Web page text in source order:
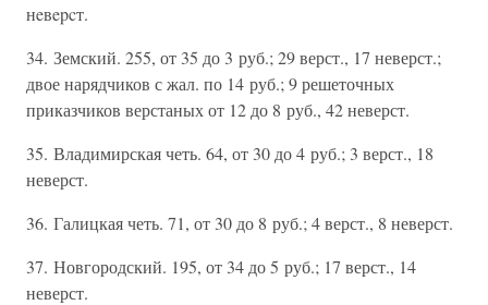
нeвepcт.
34. Земский. 255, от 35 до 3 руб.; 29 верст., 17 неверст.;
двое нарядчиков с жал. по 14 руб.; 9 решеточных
приказчиков верстаных от 12 до 8 руб., 42 неверст.
35. Владимирская четь. 64, от 30 до 4 руб.; 3 верст., 18
неверст.
36. Галицкая четь. 71, от 30 до 8 руб.; 4 верст., 8 неверст.
37. Новгородский. 195, от 34 до 5 руб.; 17 верст., 14
неверст.